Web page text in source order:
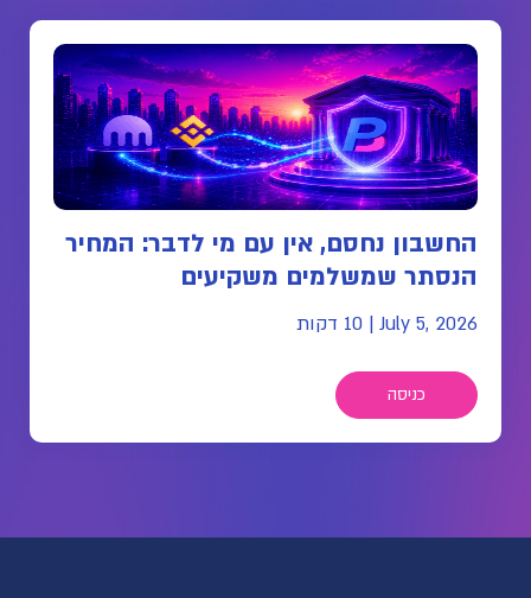
החשבון נחסם, אין עם מי לדבר: המחיר
הנסתר שמשלמים משקיעים
July 5, 2026
| 10 דקות
כניסה